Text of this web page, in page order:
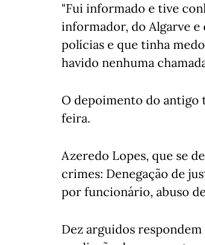
"Fui informado e tive
informador, do Algarve e
polícias e que tinha
havido nenhuma
O depoimento do antigo
feira.
Azeredo Lopes, que se
crimes: Denegação de
por funcionário, abuso
Dez arguidos